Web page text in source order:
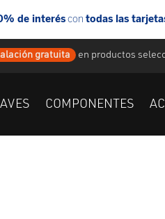
gratuita en productos
COMPONENTES